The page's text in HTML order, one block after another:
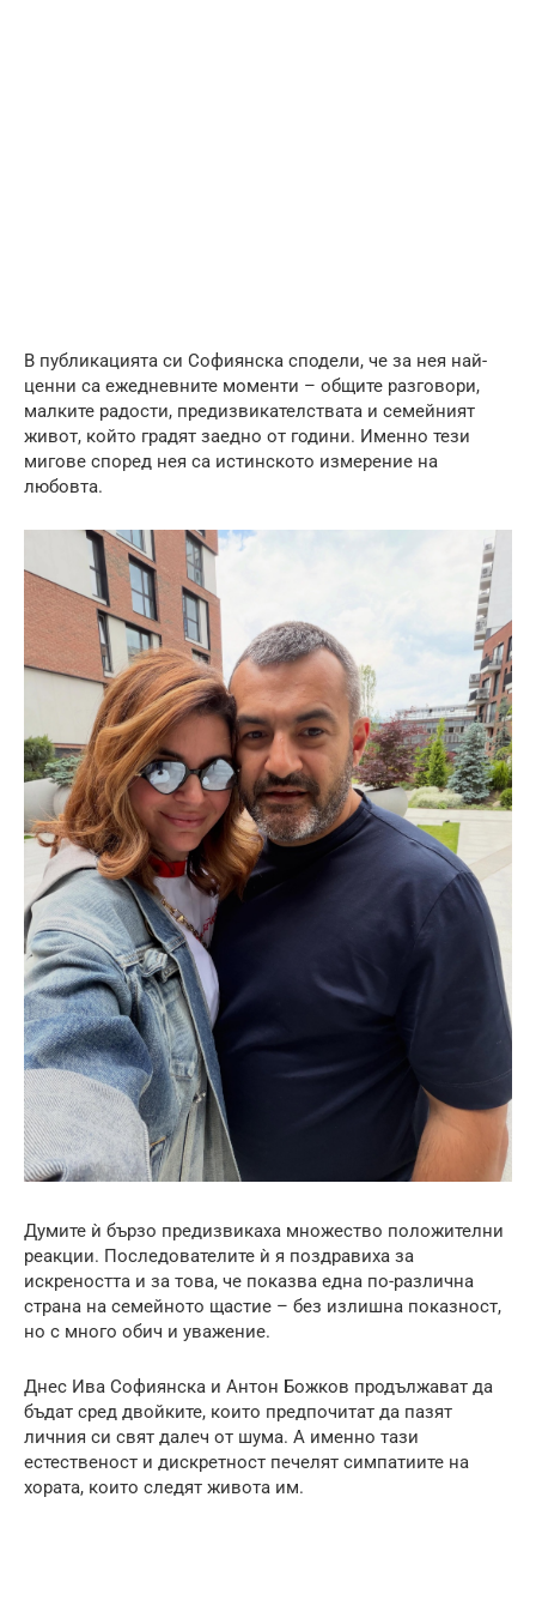
В публикацията си Софиянска сподели, че за нея най-
ценни са ежедневните моменти – общите разговори,
малките радости, предизвикателствата и семейният
живот, който градят заедно от години. Именно тези
мигове според нея са истинското измерение на
любовта.
Думите ѝ бързо предизвикаха множество положителни
реакции. Последователите ѝ я поздравиха за
искреността и за това, че показва една по-различна
страна на семейното щастие – без излишна показност,
но с много обич и уважение.
Днес Ива Софиянска и Антон Божков продължават да
бъдат сред двойките, които предпочитат да пазят
личния си свят далеч от шума. А именно тази
естественост и дискретност печелят симпатиите на
хората, които следят живота им.